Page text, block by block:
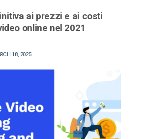
ai prezzi e ai costi
online nel 2021
18, 2025